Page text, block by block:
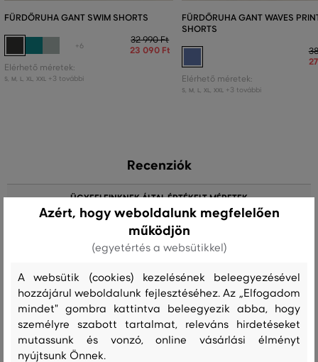
FÜRDŐRUHA GANT SWIM SHORTS
+6
32 990 Ft
23 090 Ft
Elérhető méretek:
S M L XL XXL +3 további
FÜRDŐRUHA GANT WAVES
SHORTS
Elérhető méretek:
S M L XL XXL +3 további
Recenziók
ÜGYFELEINKNEK ÁLTAL ÉRTÉKELT MÉRETEK
A méret sokkal kisebb, mint amit
amit viselek
0
A méret megegyezik az általam
szokásosan viselt mérettel
4
A méret egy kicsit nagyobb, mint
amit általában viselek
Azért, hogy weboldalunk megfelelően
működjön
(egyetértés a websütikkel)
A websütik (cookies) kezelésének beleegyezésével
hozzájárul weboldalunk fejlesztéséhez. Az „Elfogadom
mindet" gombra kattintva beleegyezik abba, hogy
személyre szabott tartalmat, releváns hirdetéseket
mutassunk és vonzó, online vásárlási élményt
nyújtsunk Önnek.